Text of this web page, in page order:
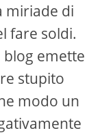
miriade di
fare soldi.
blog emette
stupito
modo un